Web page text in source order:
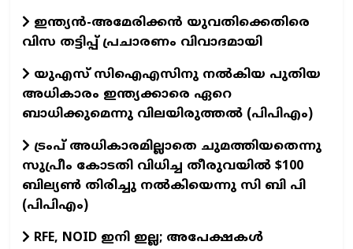
ഇന്ത്യൻ-അമേരിക്കൻ യുവതിക്കെതിരെ
വിസ തട്ടിപ്പ് പ്രചാരണം വിവാദമായി
യുഎസ് സിഐഎസിനു നൽകിയ പുതിയ
അധികാരം ഇന്ത്യക്കാരെ ഏറെ
ബാധിക്കുമെന്നു വിലയിരുത്തൽ (പിപിഎം)
ട്രംപ് അധികാരമില്ലാതെ ചുമത്തിയതെന്നു
സുപ്രീം കോടതി വിധിച്ച തീരുവയിൽ $100
ബില്യൺ തിരിച്ചു നൽകിയെന്നു സി ബി പി
(പിപിഎം)
RFE, NOID ഇനി ഇല്ല; അപേക്ഷകൾ